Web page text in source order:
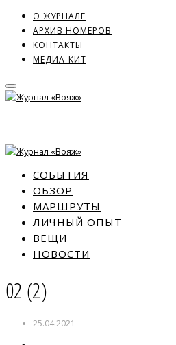
О ЖУРНАЛЕ
АРХИВ НОМЕРОВ
КОНТАКТЫ
МЕДИА-КИТ
СОБЫТИЯ
ОБЗОР
МАРШРУТЫ
ЛИЧНЫЙ ОПЫТ
ВЕЩИ
НОВОСТИ
02 (2)
25.04.2021